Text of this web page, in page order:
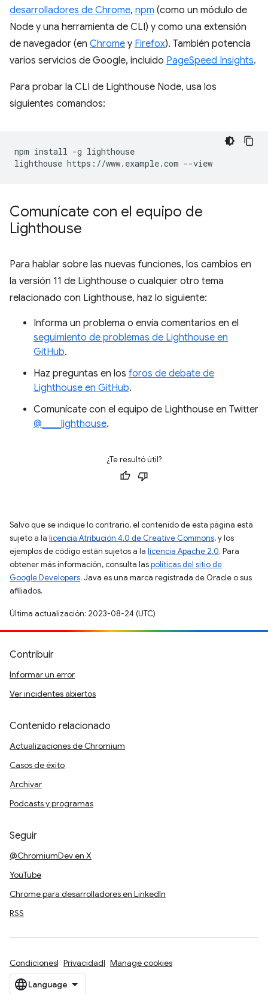
desarrolladores de Chrome, npm (como un módulo de
Node y una herramienta de CLI) y como una extensión
de navegador (en Chrome y Firefox). También potencia
varios servicios de Google, incluido PageSpeed Insights.
Para probar la CLI de Lighthouse Node, usa los
siguientes comandos:
npm install -g lighthouse
Comunícate con el equipo de
Lighthouse
Para hablar sobre las nuevas funciones, los cambios en
la versión 11 de Lighthouse o cualquier otro tema
relacionado con Lighthouse, haz lo siguiente:
Informa un problema o envía comentarios en el
seguimiento de problemas de Lighthouse en
GitHub.
Haz preguntas en los foros de debate de
Lighthouse en GitHub.
Comunícate con el equipo de Lighthouse en Twitter
@____lighthouse.
¿Te resultó útil?
Salvo que se indique lo contrario, el contenido de esta página está
sujeto a la licencia Atribución 4.0 de Creative Commons, y los
ejemplos de código están sujetos a la licencia Apache 2.0. Para
obtener más información, consulta laspolíticas del sitio de
Google Developers. Java es una marca registrada de Oracle o sus
afiliados.
Última actualización: 2023-08-24 (UTC)
Contribuir
Informar un error
Ver incidentes abiertos
Contenido relacionado
Actualizaciones de Chromium
Casos de éxito
Archivar
Podcasts y programas
Seguir
@ChromiumDev en X
YouTube
Chrome para desarrolladores en LinkedIn
RSS
Condiciones Privacidad Manage cookies